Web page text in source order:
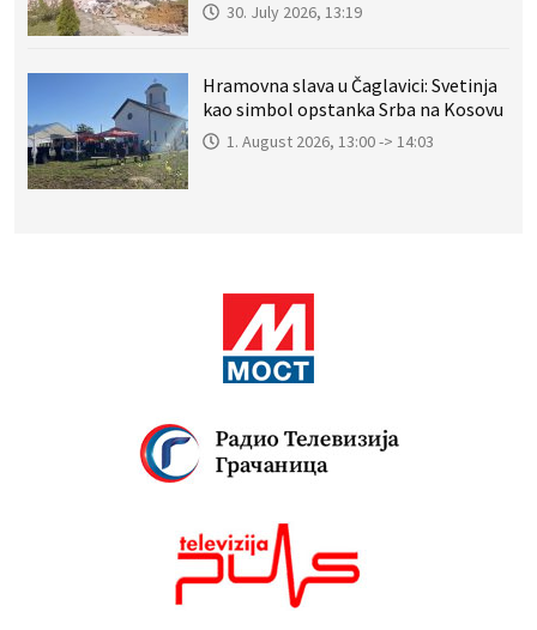
30. July 2026, 13:19
Hramovna slava u Čaglavici: Svetinja
kao simbol opstanka Srba na Kosovu
1. August 2026, 13:00 -> 14:03